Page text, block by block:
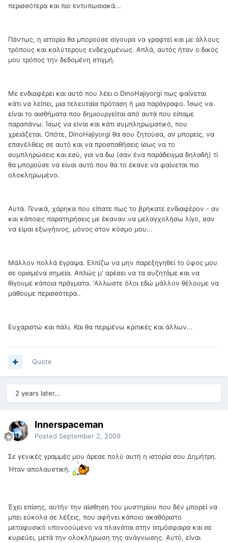
περισσότερα και πιο εντυπωσιακά...
Πάντως, η ιστορία θα μπορούσε σίγουρα να γραφτεί και με άλλους
τρόπους και καλύτερους ενδεχομένως. Απλά, αυτός ήταν ο δικός
μου τρόπος την δεδομένη στιγμή.
Με ενδιαφέρει και αυτό που λέει ο DinoHajiyorgi πως φαίνεται
κάτι να λείπει, μια τελευταία πρόταση ή μια παράγραφο. Ίσως να
είναι το αισθήματα που δημιουργείται από αυτά που είπαμε
παραπάνω. Ίσως να είναι και κάτι συμπληρωματικό, που
χρειάζεται. Οπότε, DinoHajiyorgi θα σου ζητούσα, αν μπορείς, να
επανέλθεις σε αυτό και να προσπαθήσεις ίσως να το
συμπληρώσεις και εσύ, για να δω (σαν ένα παράδειγμα δηλαδή) τί
θα μπορούσε να είναι αυτό που θα το έκανε να φαίνεται πιο
ολοκληρωμένο.
Αυτά. Γενικά, χάρηκα που είπατε πως το βρήκατε ενδιαφέρον - αν
και κάποιες παρατηρήσεις με έκαναν να μελαγχολήσω λίγο, σαν
να είμαι εξωγήινος, μόνος στον κόσμο μου...
Μάλλον πολλά έγραψα. Ελπίζω να μην παρεξηγηθεί το ύφος μου
σε ορισμένα σημεία. Απλώς μ' αρέσει να τα συζητάμε και να
θίγουμε κάποια πράγματα. 'Αλλωστε όλοι εδώ μάλλον θέλουμε να
μάθουμε περισσότερα..
Ευχαριστώ και πάλι. Και θα περιμένω κριτικές και άλλων...
Quote
2 years later...
Innerspaceman
Posted September 2, 2009
Σε γενικές γραμμές μου άρεσε πολύ αυτή η ιστορία σου Δημήτρη.
Ήταν απολαυστική.
Έχει επίσης, αυτήν την αίσθηση του μυστηρίου που δέν μπορεί να
μπει εύκολα σε λέξεις, που αφήνει κάποιο ακαθόριστο
μεταφυσικό υπονοούμενο να πλανάται στην ατμόσφαιρα και σε
κυριεύει, μετά την ολοκλήρωση της ανάγνωσης. Αυτό, είναι